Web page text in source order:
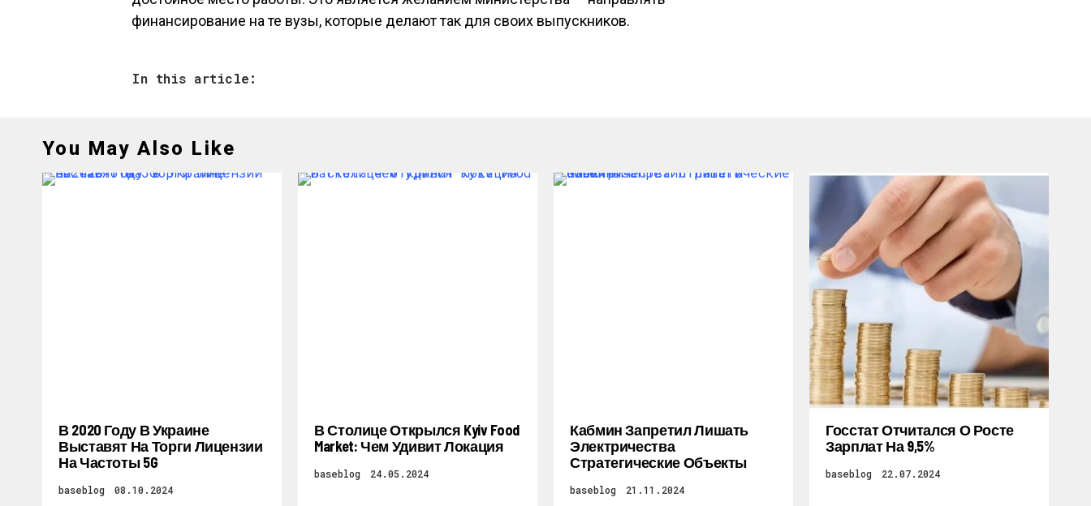
финансирование на те вузы, которые делают так для своих выпускников.
In this article:
You May Also Like
В 2020 Году В Украине
Выставят На Торги Лицензии
На Частоты 5G
baseblog 08.10.2024
В Столице Открылся Kyiv Food
Market: Чем Удивит Локация
baseblog 24.05.2024
Кабмин Запретил Лишать
Электричества
Стратегические Объекты
baseblog 21.11.2024
Госстат Отчитался О Росте
Зарплат На 9,5%
baseblog 22.07.2024